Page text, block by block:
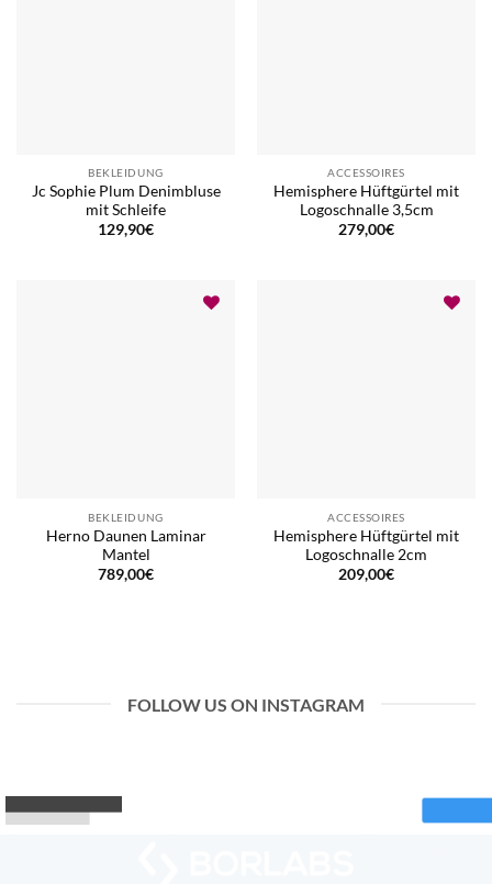
BEKLEIDUNG
Jc Sophie Plum Denimbluse
mit Schleife
129,90€
ACCESSOIRES
Hemisphere Hüftgürtel mit
Logoschnalle 3,5cm
279,00€
BEKLEIDUNG
Herno Daunen Laminar
Mantel
789,00€
ACCESSOIRES
Hemisphere Hüftgürtel mit
Logoschnalle 2cm
209,00€
FOLLOW US ON INSTAGRAM